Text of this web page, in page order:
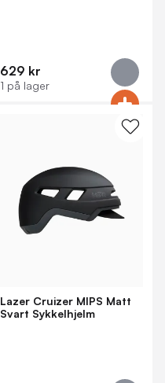
629 kr
1 på lager
Lazer Cruizer MIPS Matt
Svart Sykkelhjelm